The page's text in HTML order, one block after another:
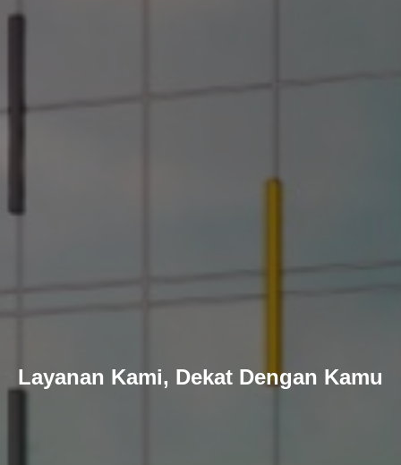
Layanan Kami, Dekat Dengan Kamu